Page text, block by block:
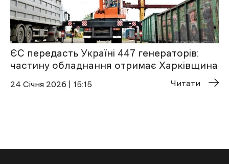
ЄС передасть Україні 447 генераторів:
частину обладнання отримає Харківщина
24 Січня 2026 | 15:15 Читати